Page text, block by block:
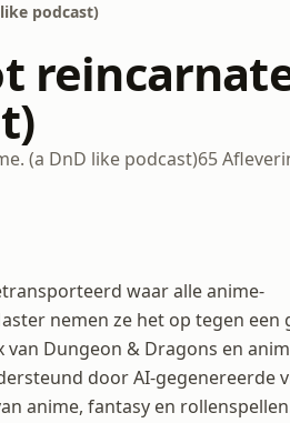
podcast)
(a DnD like podcast)65
waar alle anime-
nemen ze het op tegen een
Dungeon & Dragons en
door AI-gegenereerde
anime, fantasy en